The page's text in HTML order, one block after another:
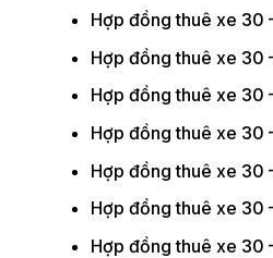
Hợp đồng thuê xe 30
Hợp đồng thuê xe 30
Hợp đồng thuê xe 30
Hợp đồng thuê xe 30
Hợp đồng thuê xe 30
Hợp đồng thuê xe 30
Hợp đồng thuê xe 30